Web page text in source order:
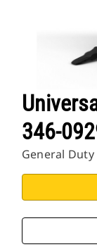
346-
General Duty